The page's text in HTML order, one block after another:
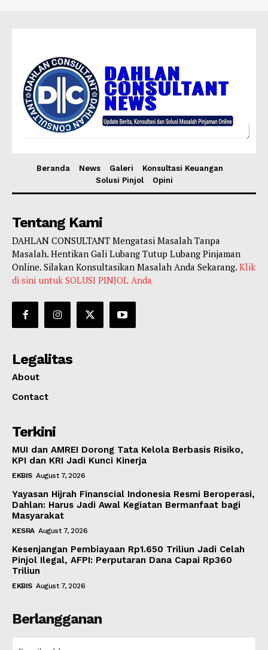
Beranda News Galeri
Konsultasi Keuangan
Solusi Pinjol
Opini
Tentang Kami
DAHLAN CONSULTANT Mengatasi Masalah Tanpa
Masalah. Hentikan Gali Lubang Tutup Lubang Pinjaman
Online. Silakan Konsultasikan Masalah Anda Sekarang. Klik
di sini untuk SOLUSI PINJOL Anda
Legalitas
About
Contact
Terkini
MUI dan AMREI Dorong Tata Kelola Berbasis Risiko,
KPI dan KRI Jadi Kunci Kinerja
EKBIS August 7, 2026
Yayasan Hijrah Finanscial Indonesia Resmi Beroperasi,
Dahlan: Harus Jadi Awal Kegiatan Bermanfaat bagi
Masyarakat
KESRA August 7, 2026
Kesenjangan Pembiayaan Rp1.650 Triliun Jadi Celah
Pinjol Ilegal, AFPI: Perputaran Dana Capai Rp360
Triliun
EKBIS August 7, 2026
Berlangganan